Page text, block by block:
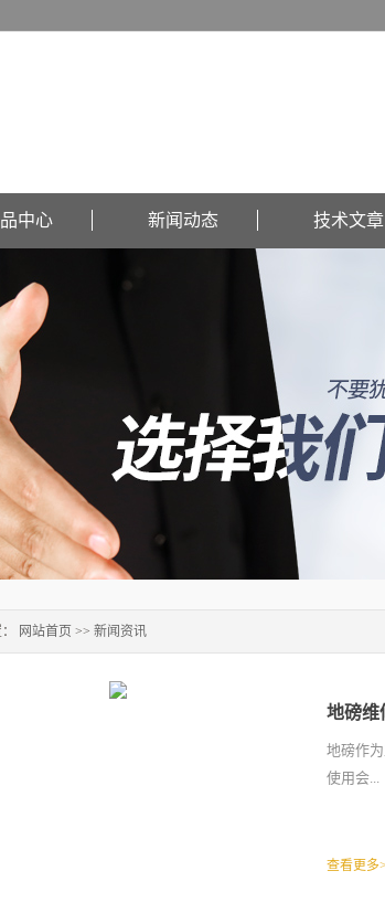
中心 新闻动态 技术文章
网站首页 >> 新闻资讯
地磅维
地磅作
使用会...
查看更多